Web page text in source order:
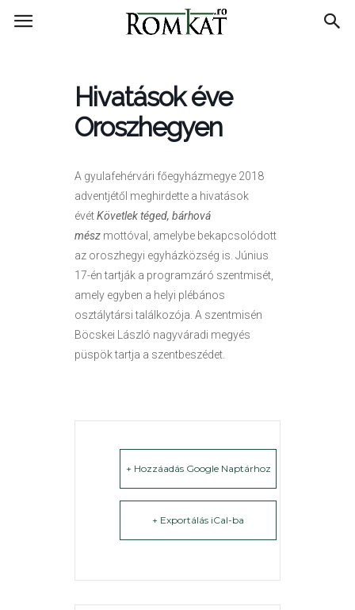
RomKat.ro
Hivatások éve
Oroszhegyen
A gyulafehérvári főegyházmegye 2018
adventjétől meghirdette a hivatások
évétKövetlek téged, bárhová
mész mottóval, amelybe bekapcsolódott
az oroszhegyi egyházközség is. Június
17-én tartják a programzáró szentmisét,
amely egyben a helyi plébános
osztálytársi találkozója. A szentmisén
Böcskei László nagyváradi megyés
püspök tartja a szentbeszédet.
+ Hozzáadás Google Naptárhoz
+ Exportálás iCal-ba